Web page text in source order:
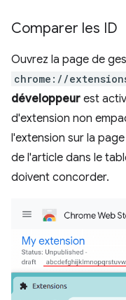
Comparer les ID
Ouvrez la page de
chrome://
développeur est
d'extension non
l'extension sur la
de l'article dans le
doivent concorder.